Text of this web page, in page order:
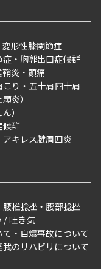
変形性膝関節症
症
胸郭出口症候群
炎
頭痛
こり
五十肩四十肩
炎）
）
候群
アキレス腱周囲炎
腰椎捻挫
腰部捻挫
/ 吐き気
て
自爆事故について
のリハビリについて